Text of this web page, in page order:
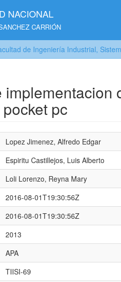
NACIONAL
CARRIÓN
de Ingeniería Industrial,
implementacion
pc
Lopez Jimenez, Alfredo Edgar
Espiritu Castillejos, Luis Alberto
Loli Lorenzo, Reyna Mary
2016-08-01T19:30:56Z
2016-08-01T19:30:56Z
2013
APA
TIISI-69